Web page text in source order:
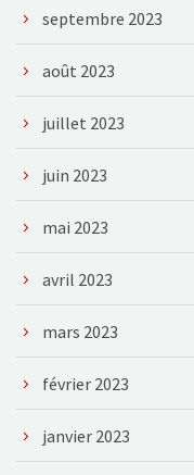
septembre 2023
août 2023
juillet 2023
juin 2023
mai 2023
avril 2023
mars 2023
février 2023
janvier 2023